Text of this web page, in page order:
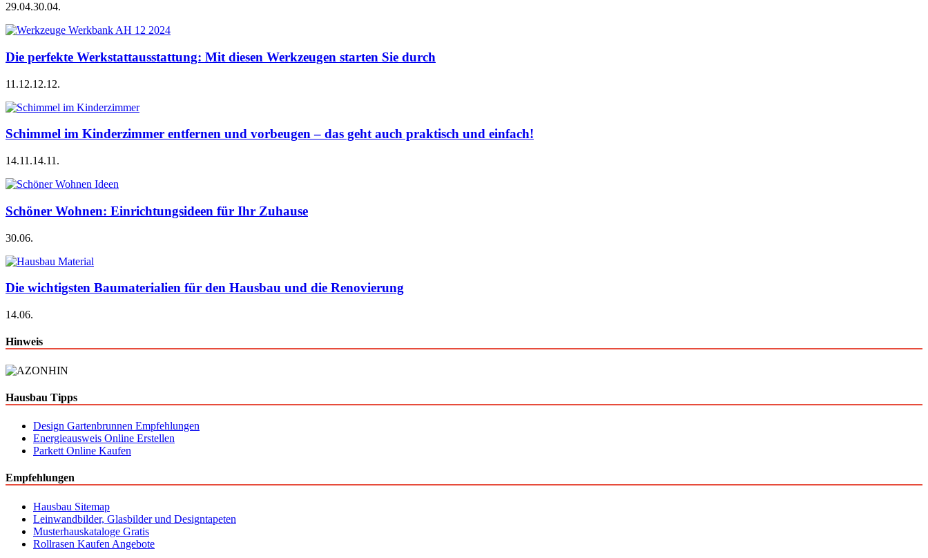
29.04.30.04.
Die perfekte Werkstattausstattung: Mit diesen Werkzeugen starten Sie durch
11.12.12.12.
Schimmel im Kinderzimmer entfernen und vorbeugen – das geht auch praktisch und einfach!
14.11.14.11.
Schöner Wohnen: Einrichtungsideen für Ihr Zuhause
30.06.
Die wichtigsten Baumaterialien für den Hausbau und die Renovierung
14.06.
Hinweis
Hausbau Tipps
Design Gartenbrunnen Empfehlungen
Energieausweis Online Erstellen
Parkett Online Kaufen
Empfehlungen
Hausbau Sitemap
Leinwandbilder, Glasbilder und Designtapeten
Musterhauskataloge Gratis
Rollrasen Kaufen Angebote